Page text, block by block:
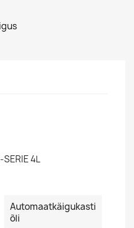
SERIE 4L
Automaatkäigukasti
õli